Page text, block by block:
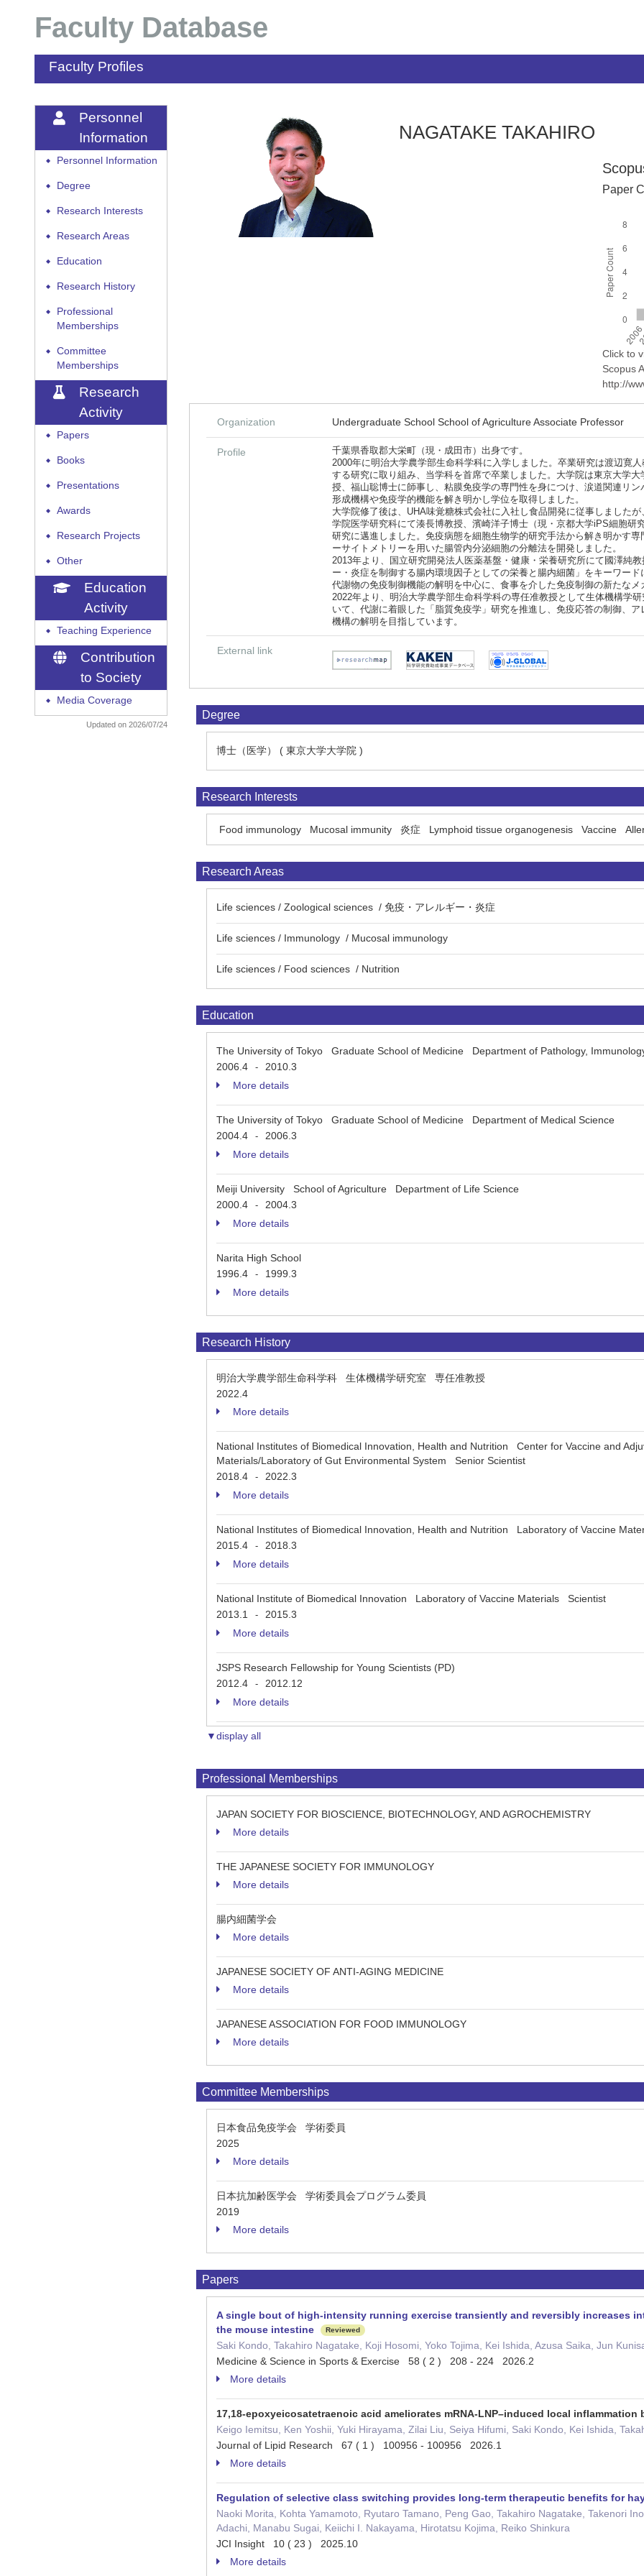
Faculty Database
Faculty Profiles
Personnel
Information
◆ Personnel Information
◆ Degree
◆ Research Interests
◆ Research Areas
◆ Education
◆ Research History
◆
Professional
Memberships
◆
Committee
Memberships
Research
Activity
◆ Papers
◆ Books
◆ Presentations
◆ Awards
◆ Research Projects
◆ Other
Education
Activity
◆ Teaching Experience
Contribution
to Society
◆ Media Coverage
Updated on 2026/07/24
NAGATAKE TAKAHIRO
Paper
Click to
Scopus
http://
Organization Undergraduate School School of Agriculture Associate Professor
Profile
千葉県香取郡大栄町（現・成田市）出身です。
2000年に明治大学農学部生命科学科に入学しました。卒業研究は渡辺寛
する研究に取り組み、当学科を首席で卒業しました。大学院は東京大学
授、福山聡博士に師事し、粘膜免疫学の専門性を身につけ、涙道関連リ
形成機構や免疫学的機能を解き明かし学位を取得しました。
大学院修了後は、UHA味覚糖株式会社に入社し食品開発に従事しました
学院医学研究科にて湊長博教授、濱崎洋子博士（現・京都大学iPS細胞
研究に邁進しました。免疫病態を細胞生物学的研究手法から解き明かす
ーサイトメトリーを用いた腸管内分泌細胞の分離法を開発しました。
2013年より、国立研究開発法人医薬基盤・健康・栄養研究所にて國澤純
ー・炎症を制御する腸内環境因子としての栄養と腸内細菌」をキーワー
代謝物の免疫制御機能の解明を中心に、食事を介した免疫制御の新たな
2022年より、明治大学農学部生命科学科の専任准教授として生体機構学
いて、代謝に着眼した「脂質免疫学」研究を推進し、免疫応答の制御、
機構の解明を目指しています。
External link
Degree
博士（医学） ( 東京大学大学院 )
Research Interests
Food immunology Mucosal immunity 炎症 Lymphoid tissue organogenesis Vaccine
Research Areas
Life sciences / Zoological sciences / 免疫・アレルギー・炎症
Life sciences / Immunology / Mucosal immunology
Life sciences / Food sciences / Nutrition
Education
The University of Tokyo Graduate School of Medicine Department of Pathology,
2006.4
-
2010.3
More details
The University of Tokyo Graduate School of Medicine Department of Medical Science
2004.4
-
2006.3
More details
Meiji University School of Agriculture Department of Life Science
2000.4
-
2004.3
More details
Narita High School
1996.4
-
1999.3
More details
Research History
明治大学農学部生命科学科 生体機構学研究室 専任准教授
2022.4
More details
National Institutes of Biomedical Innovation, Health and Nutrition Center for Vaccine and
Materials/Laboratory of Gut Environmental System Senior Scientist
2018.4
-
2022.3
More details
National Institutes of Biomedical Innovation, Health and Nutrition Laboratory of Vaccine
2015.4
-
2018.3
More details
National Institute of Biomedical Innovation Laboratory of Vaccine Materials Scientist
2013.1
-
2015.3
More details
JSPS Research Fellowship for Young Scientists (PD)
2012.4
-
2012.12
More details
▼display all
Professional Memberships
JAPAN SOCIETY FOR BIOSCIENCE, BIOTECHNOLOGY, AND AGROCHEMISTRY
More details
THE JAPANESE SOCIETY FOR IMMUNOLOGY
More details
腸内細菌学会
More details
JAPANESE SOCIETY OF ANTI-AGING MEDICINE
More details
JAPANESE ASSOCIATION FOR FOOD IMMUNOLOGY
More details
Committee Memberships
日本食品免疫学会 学術委員
2025
More details
日本抗加齢医学会 学術委員会プログラム委員
2019
More details
Papers
A single bout of high-intensity running exercise transiently and reversibly increases
the mouse intestine
Reviewed
Saki Kondo, Takahiro Nagatake, Koji Hosomi, Yoko Tojima, Kei Ishida, Azusa Saika, Jun
Medicine & Science in Sports & Exercise 58 ( 2 ) 208 - 224 2026.2
More details
17,18-epoxyeicosatetraenoic acid ameliorates mRNA-LNP–induced local
Keigo Iemitsu, Ken Yoshii, Yuki Hirayama, Zilai Liu, Seiya Hifumi, Saki Kondo, Kei Ishida,
Journal of Lipid Research 67 ( 1 ) 100956 - 100956 2026.1
More details
Regulation of selective class switching provides long-term therapeutic benefits for
Naoki Morita, Kohta Yamamoto, Ryutaro Tamano, Peng Gao, Takahiro Nagatake, Takenori
Adachi, Manabu Sugai, Keiichi I. Nakayama, Hirotatsu Kojima, Reiko Shinkura
JCI Insight 10 ( 23 ) 2025.10
More details